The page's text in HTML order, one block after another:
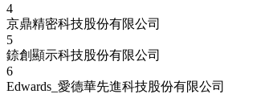
4
京鼎精密科技股份有限公司
5
錼創顯示科技股份有限公司
6
Edwards_愛德華先進科技股份有限公司